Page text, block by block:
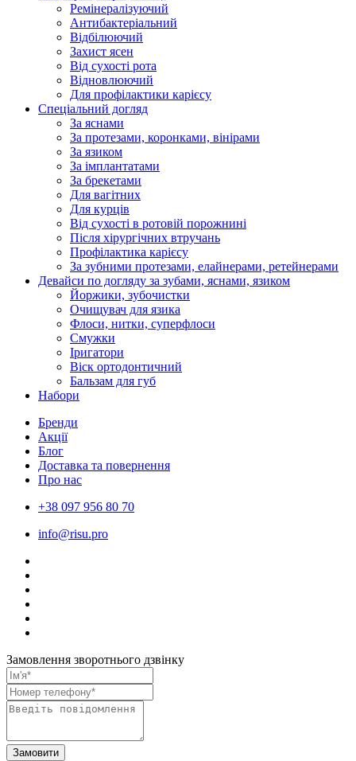
Ремінералізуючий
Антибактеріальний
Відбілюючий
Захист ясен
Від сухості рота
Відновлюючий
Для профілактики карієсу
Спеціальний догляд
За яснами
За протезами, коронками, вінірами
За язиком
За імплантатами
За брекетами
Для вагітних
Для курців
Від сухості в ротовій порожнині
Після хірургічних втручань
Профілактика карієсу
За зубними протезами, елайнерами, ретейнерами
Девайси по догляду за зубами, яснами, язиком
Йоржики, зубочистки
Очищувач для язика
Флоси, нитки, суперфлоси
Смужки
Іригатори
Віск ортодонтичний
Бальзам для губ
Набори
Бренди
Акції
Блог
Доставка та повернення
Про нас
+38 097 956 80 70
info@risu.pro
Замовлення зворотнього дзвінку
Замовити